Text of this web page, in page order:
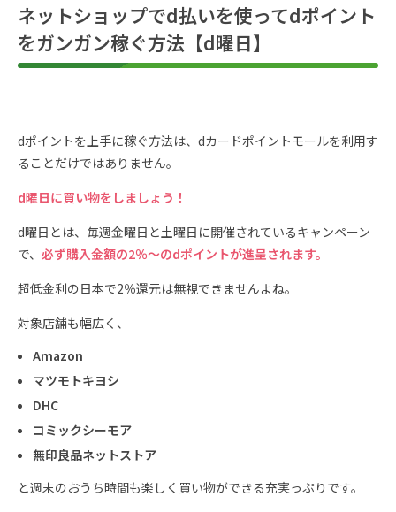
ネットショップでd払いを使ってdポイント
をガンガン稼ぐ方法【d曜日】
dポイントを上手に稼ぐ方法は、dカードポイントモールを利用す
ることだけではありません。
d曜日に買い物をしましょう！
d曜日とは、毎週金曜日と土曜日に開催されているキャンペーン
で、 必ず購入金額の2％〜のdポイントが進呈されます。
超低金利の日本で2％還元は無視できませんよね。
対象店舗も幅広く、
Amazon
マツモトキヨシ
DHC
コミックシーモア
無印良品ネットストア
と週末のおうち時間も楽しく買い物ができる充実っぷりです。